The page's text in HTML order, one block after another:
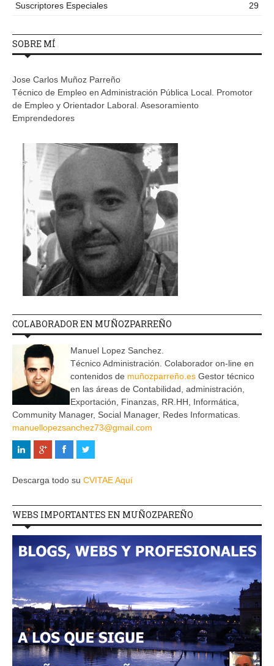
Suscriptores Especiales
29
SOBRE MÍ
Jose Carlos Muñoz Parreño
Técnico de Empleo en Administración Pública Local. Promotor
de Empleo y Orientador Laboral. Asesoramiento
Emprendedores
COLABORADOR EN MUÑOZPARREÑO
Manuel Lopez Sanchez.
Técnico Administración. Colaborador on-line en
contenidos de muñozparreño.es Gestor técnico
en las áreas de Contabilidad, administración,
Exportación, Finanzas, RR.HH, Informática,
Community Manager, Social Manager, Redes Informaticas.
manuellopezsanchez73@gmail.com
Descarga todo su CVITAE Aquí
WEBS IMPORTANTES EN MUÑOZPAREÑO